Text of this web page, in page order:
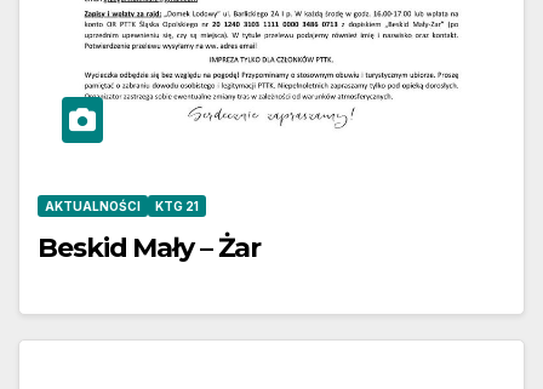
AKTUALNOŚCI KTG 21
Beskid Mały – Żar